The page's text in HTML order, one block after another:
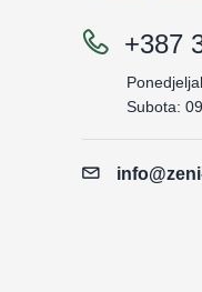
+387
Subota: